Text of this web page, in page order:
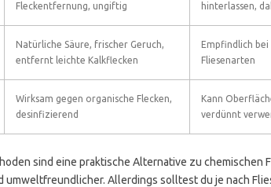
Fleckentfernung, ungiftig
hinterlassen,
Natürliche Säure, frischer Geruch,
entfernt leichte Kalkflecken
Empfindlich
Fliesenarten
Wirksam gegen organische Flecken,
desinfizierend
Kann
verdünnt
sind eine praktische Alternative zu chemischen
umweltfreundlicher. Allerdings solltest du je nach